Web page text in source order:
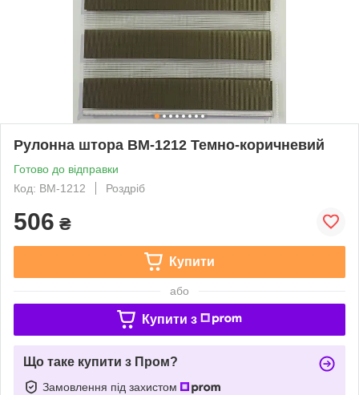
Рулонна штора ВМ-1212 Темно-коричневий
Готово до відправки
Код: ВМ-1212
Роздріб
506 ₴
Купити
або
Купити з
Що таке купити з Пром?
Замовлення під захистом